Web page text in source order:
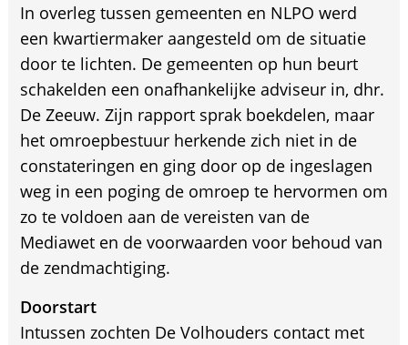
In overleg tussen gemeenten en NLPO werd
een kwartiermaker aangesteld om de situatie
door te lichten. De gemeenten op hun beurt
schakelden een onafhankelijke adviseur in, dhr.
De Zeeuw. Zijn rapport sprak boekdelen, maar
het omroepbestuur herkende zich niet in de
constateringen en ging door op de ingeslagen
weg in een poging de omroep te hervormen om
zo te voldoen aan de vereisten van de
Mediawet en de voorwaarden voor behoud van
de zendmachtiging.
Doorstart
Intussen zochten De Volhouders contact met